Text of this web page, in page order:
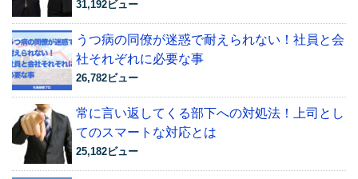
31,192ビュー
うつ病の同僚が迷惑で耐えられない！社員と会
社それぞれに必要な事
26,782ビュー
常に言い返してくる部下への対処法！上司とし
てのスマートな対応とは
25,182ビュー